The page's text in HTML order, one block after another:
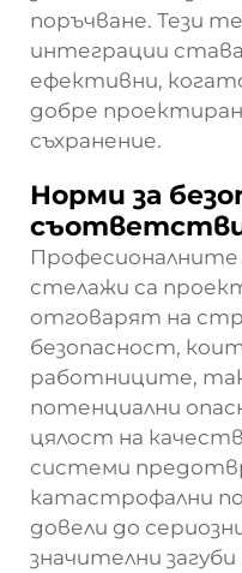
поръчване. Тези
интеграции
ефективни,
добре
съхранение.
Норми за
Професионалните
стелажи са
отговарят на
безопасност,
работниците,
потенциални
цялост на
системи
катастрофални
довели до
значителни